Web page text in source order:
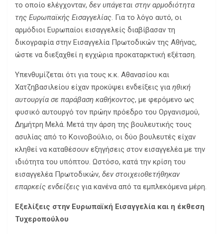
το οποίο ελέγχονταν, δεν υπάγεται στην αρμοδιότητα
της Ευρωπαϊκής Εισαγγελίας. Για το λόγο αυτό, οι
αρμόδιοι Ευρωπαίοι εισαγγελείς διαβίβασαν τη
δικογραφία στην Εισαγγελία Πρωτοδικών της Αθήνας,
ώστε να διεξαχθεί η εγχώρια προκαταρκτική εξέταση.
Υπενθυμίζεται ότι για τους κ.κ. Αθανασίου και
Χατζηβασιλείου είχαν προκύψει ενδείξεις για ηθική
αυτουργία σε παράβαση καθήκοντος, με φερόμενο ως
φυσικό αυτουργό τον πρώην πρόεδρο του Οργανισμού,
Δημήτρη Μελά. Μετά την άρση της βουλευτικής τους
ασυλίας από το Κοινοβούλιο, οι δύο βουλευτές είχαν
κληθεί να καταθέσουν εξηγήσεις στον εισαγγελέα με την
ιδιότητα του υπόπτου. Ωστόσο, κατά την κρίση του
εισαγγελέα Πρωτοδικών, δεν στοιχειοθετήθηκαν
επαρκείς ενδείξεις για κανένα από τα εμπλεκόμενα μέρη.
Εξελίξεις στην Ευρωπαϊκή Εισαγγελία και η έκθεση
Τυχεροπούλου